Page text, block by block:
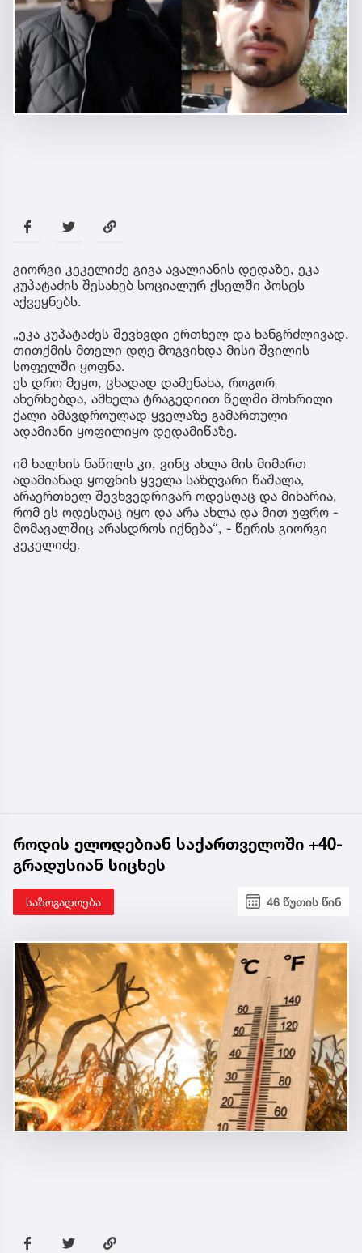
გიორგი კეკელიძე გიგა ავალიანის დედაზე, ეკა
კუპატაძის შესახებ სოციალურ ქსელში პოსტს
აქვეყნებს.
„ეკა კუპატაძეს შევხვდი ერთხელ და ხანგრძლივად.
თითქმის მთელი დღე მოგვიხდა მისი შვილის
სოფელში ყოფნა.
ეს დრო მეყო, ცხადად დამენახა, როგორ
ახერხებდა, ამხელა ტრაგედიით წელში მოხრილი
ქალი ამავდროულად ყველაზე გამართული
ადამიანი ყოფილიყო დედამიწაზე.
იმ ხალხის ნაწილს კი, ვინც ახლა მის მიმართ
ადამიანად ყოფნის ყველა საზღვარი წაშალა,
არაერთხელ შევხვედრივარ ოდესღაც და მიხარია,
რომ ეს ოდესღაც იყო და არა ახლა და მით უფრო -
მომავალშიც არასდროს იქნება“, - წერის გიორგი
კეკელიძე.
როდის ელოდებიან საქართველოში +40-
გრადუსიან სიცხეს
საზოგადოება 46 წუთის წინ